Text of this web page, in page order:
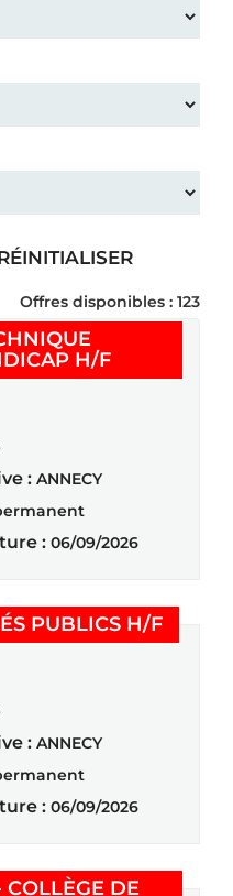
Offres disponibles : 123
H/F(Nouvelle
: ANNECY
: 06/09/2026
PUBLICS H/F
: ANNECY
: 06/09/2026
DE